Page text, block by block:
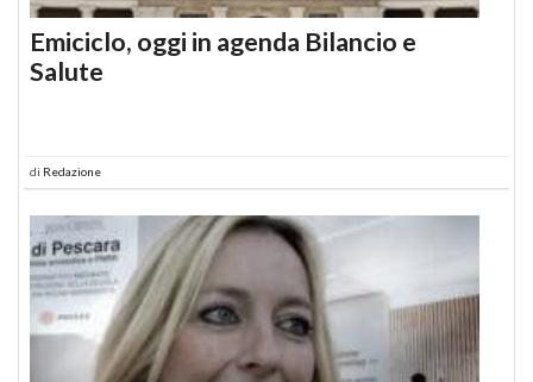
Emiciclo, oggi in agenda Bilancio e
Salute
di Redazione